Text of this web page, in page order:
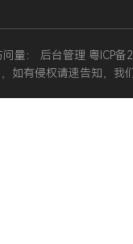
量： 后台管理 粤ICP备
如有侵权请速告知，我